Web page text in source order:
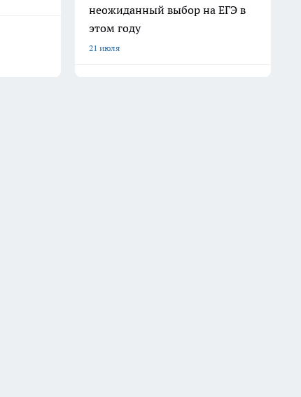
неожиданный выбор на ЕГЭ в
этом году
21 июля